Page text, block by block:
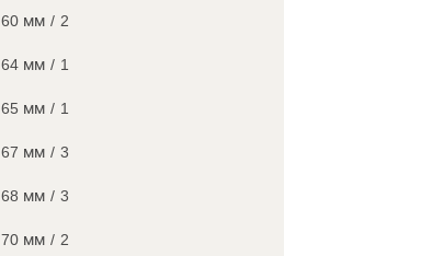
60 мм / 2
64 мм / 1
65 мм / 1
67 мм / 3
68 мм / 3
70 мм / 2